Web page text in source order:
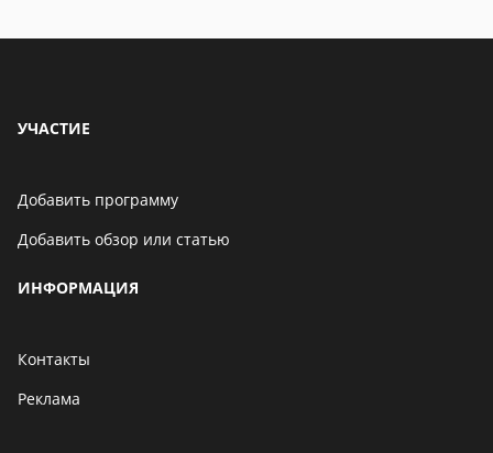
УЧАСТИЕ
Добавить программу
Добавить обзор или статью
ИНФОРМАЦИЯ
Контакты
Реклама